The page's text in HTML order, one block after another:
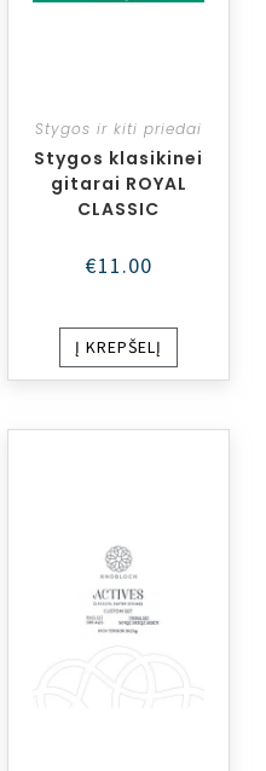
Stygos ir kiti priedai
Stygos klasikinei
gitarai ROYAL
CLASSIC
€11.00
Į KREPŠELĮ